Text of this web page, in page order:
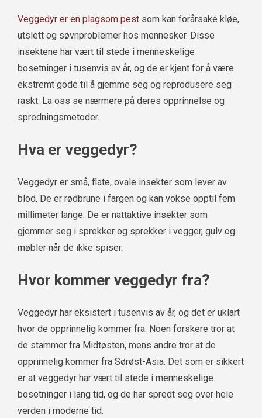
Veggedyr er en plagsom pest som kan forårsake kløe,
utslett og søvnproblemer hos mennesker. Disse
insektene har vært til stede i menneskelige
bosetninger i tusenvis av år, og de er kjent for å være
ekstremt gode til å gjemme seg og reprodusere seg
raskt. La oss se nærmere på deres opprinnelse og
spredningsmetoder.
Hva er veggedyr?
Veggedyr er små, flate, ovale insekter som lever av
blod. De er rødbrune i fargen og kan vokse opptil fem
millimeter lange. De er nattaktive insekter som
gjemmer seg i sprekker og sprekker i vegger, gulv og
møbler når de ikke spiser.
Hvor kommer veggedyr fra?
Veggedyr har eksistert i tusenvis av år, og det er uklart
hvor de opprinnelig kommer fra. Noen forskere tror at
de stammer fra Midtøsten, mens andre tror at de
opprinnelig kommer fra Sørøst-Asia. Det som er sikkert
er at veggedyr har vært til stede i menneskelige
bosetninger i lang tid, og de har spredt seg over hele
verden i moderne tid.